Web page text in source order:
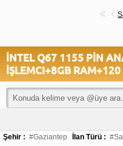
İNTEL Q67 1155 PİN
İŞLEMCI+8GB RAM+120
Şehir : #Gaziantep İlan Türü :